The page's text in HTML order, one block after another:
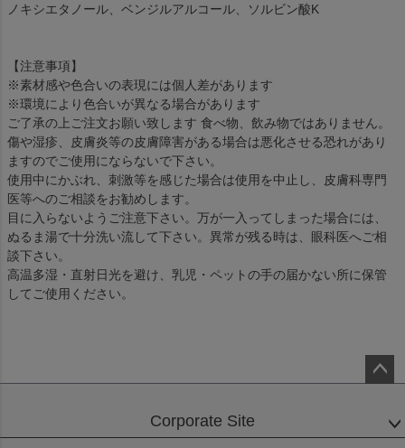
ノキシエタノール、ベンジルアルコール、ソルビン酸K
【注意事項】
※素材感や色合いの表現には個人差があります
※環境により色合いが異なる場合があります
ご了承の上ご注文お願い致します 食べ物、飲み物ではありません。
傷や湿疹、皮膚炎等の皮膚障害がある場合は悪化させる恐れがあり
ますのでご使用にならないで下さい。
使用中にかぶれ、刺激等を感じた場合は使用を中止し、皮膚科専門
医等へのご相談をお勧めします。
目に入らないようご注意下さい。万が一入ってしまった場合には、
ぬるま湯で十分洗い流して下さい。異常が残る時は、眼科医へご相
談下さい。
高温多湿・直射日光を避け、乳児・ペットの手の届かない所に保管
してご使用ください。
Corporate Site